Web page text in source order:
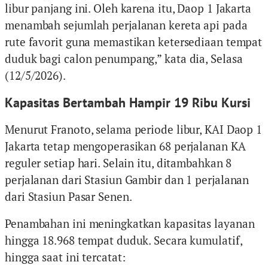
libur panjang ini. Oleh karena itu, Daop 1 Jakarta
menambah sejumlah perjalanan kereta api pada
rute favorit guna memastikan ketersediaan tempat
duduk bagi calon penumpang,” kata dia, Selasa
(12/5/2026).
Kapasitas Bertambah Hampir 19 Ribu Kursi
Menurut Franoto, selama periode libur, KAI Daop 1
Jakarta tetap mengoperasikan 68 perjalanan KA
reguler setiap hari. Selain itu, ditambahkan 8
perjalanan dari Stasiun Gambir dan 1 perjalanan
dari Stasiun Pasar Senen.
Penambahan ini meningkatkan kapasitas layanan
hingga 18.968 tempat duduk. Secara kumulatif,
hingga saat ini tercatat: